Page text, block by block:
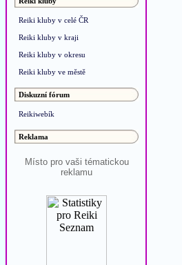
Reiki kluby v celé ČR
Reiki kluby v kraji
Reiki kluby v okresu
Reiki kluby ve městě
Diskuzní fórum
Reikiwebík
Reklama
Místo pro vaši tématickou
reklamu